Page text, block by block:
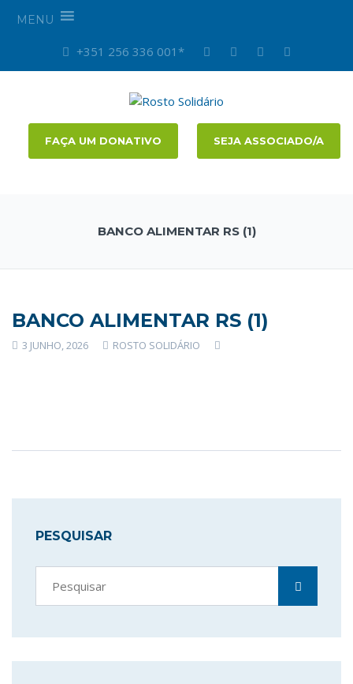
MENU
+351 256 336 001*
FAÇA UM DONATIVO SEJA ASSOCIADO/A
BANCO ALIMENTAR RS (1)
BANCO ALIMENTAR RS (1)
3 JUNHO, 2026 ROSTO SOLIDÁRIO
PESQUISAR